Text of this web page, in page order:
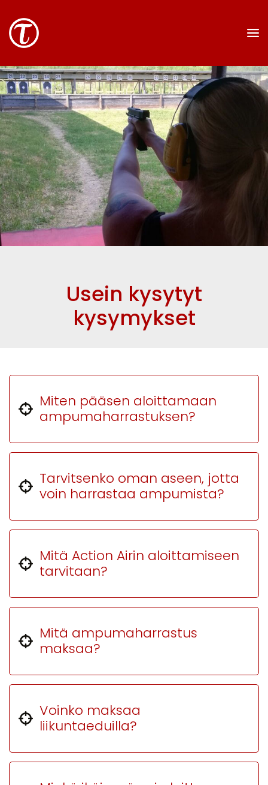
Usein kysytyt
kysymykset
Miten pääsen aloittamaan
ampumaharrastuksen?
Tarvitsenko oman aseen, jotta
voin harrastaa ampumista?
Mitä Action Airin aloittamiseen
tarvitaan?
Mitä ampumaharrastus
maksaa?
Voinko maksaa
liikuntaeduilla?